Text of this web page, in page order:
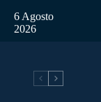
6 Agosto
2026